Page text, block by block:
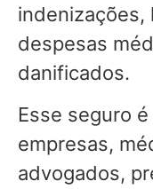
indenizações,
despesas
danificados.
Esse seguro
empresas,
advogados,